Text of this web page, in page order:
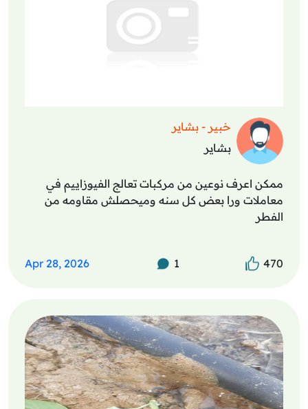
خبير - بشاير
بشاير
ممكن اعرف نوعين من مركبات تعالج الفيوزاييم في
معاملات ورا بعض كل سنه وميحصلش مقاومه من
الفطر
470
1
Apr 28, 2026